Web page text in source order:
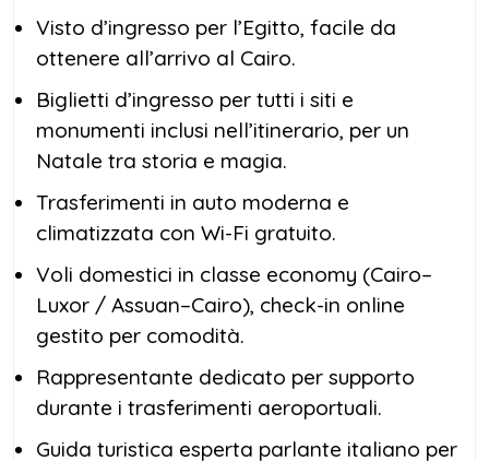
Visto d’ingresso per l’Egitto, facile da
ottenere all’arrivo al Cairo.
Biglietti d’ingresso per tutti i siti e
monumenti inclusi nell’itinerario, per un
Natale tra storia e magia.
Trasferimenti in auto moderna e
climatizzata con Wi-Fi gratuito.
Voli domestici in classe economy (Cairo–
Luxor / Assuan–Cairo), check-in online
gestito per comodità.
Rappresentante dedicato per supporto
durante i trasferimenti aeroportuali.
Guida turistica esperta parlante italiano per